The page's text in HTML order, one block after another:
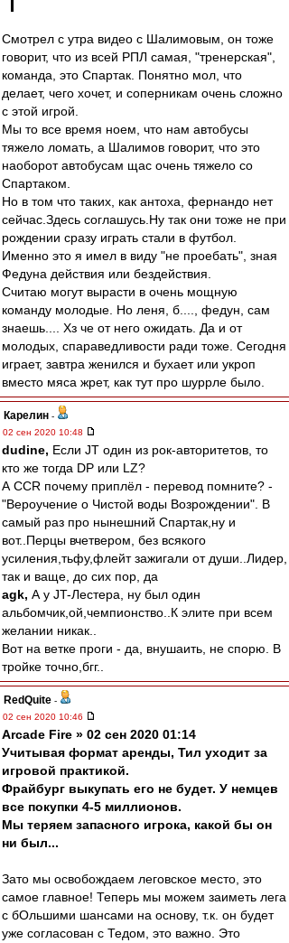
Смотрел с утра видео с Шалимовым, он тоже
говорит, что из всей РПЛ самая, "тренерская",
команда, это Спартак. Понятно мол, что
делает, чего хочет, и соперникам очень сложно
с этой игрой.
Мы то все время ноем, что нам автобусы
тяжело ломать, а Шалимов говорит, что это
наоборот автобусам щас очень тяжело со
Спартаком.
Но в том что таких, как антоха, фернандо нет
сейчас.Здесь соглашусь.Ну так они тоже не при
рождении сразу играть стали в футбол.
Именно это я имел в виду "не проебать", зная
Федуна действия или бездействия.
Считаю могут вырасти в очень мощную
команду молодые. Но леня, б...., федун, сам
знаешь.... Хз че от него ожидать. Да и от
молодых, спараведливости ради тоже. Сегодня
играет, завтра женился и бухает или укроп
вместо мяса жрет, как тут про шуррле было.
Карелин -
02 сен 2020 10:48
dudine, Если JT один из рок-авторитетов, то
кто же тогда DP или LZ?
А CCR почему приплёл - перевод помните? -
"Вероучение о Чистой воды Возрождении". В
самый раз про нынешний Спартак,ну и
вот..Перцы вчетвером, без всякого
усиления,тьфу,флейт зажигали от души..Лидер,
так и ваще, до сих пор, да
agk, А у JT-Лестера, ну был один
альбомчик,ой,чемпионство..К элите при всем
желании никак..
Вот на ветке проги - да, внушаить, не спорю. В
тройке точно,бгг..
RedQuite -
02 сен 2020 10:46
Arcade Fire » 02 сен 2020 01:14
Учитывая формат аренды, Тил уходит за
игровой практикой.
Фрайбург выкупать его не будет. У немцев
все покупки 4-5 миллионов.
Мы теряем запасного игрока, какой бы он
ни был...
Зато мы освобождаем леговское место, это
самое главное! Теперь мы можем заиметь лега
с бОльшими шансами на основу, т.к. он будет
уже согласован с Тедом, это важно. Это